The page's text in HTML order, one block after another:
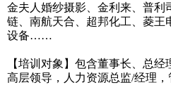
金夫人婚纱摄影、金利来、普利
链、南航天合、超邦化工、菱王
设备……
【培训对象】包含董事长、总
高层领导，人力资源总监/经理，